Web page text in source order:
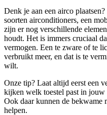
Denk je aan een airco
soorten airconditioners, een
zijn er nog verschillende
houdt. Het is immers cruciaal
vermogen. Een te zware of te
verbruikt meer, en dat is te
wilt.
Onze tip? Laat altijd eerst een
kijken welk toestel past in
Ook daar kunnen de bekwame
helpen.